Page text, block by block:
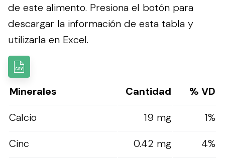
de este alimento. Presiona el botón para
descargar la información de esta tabla y
utilizarla en Excel.
Minerales Cantidad
% VD
Calcio
19 mg
1%
Cinc
0.42 mg 4%